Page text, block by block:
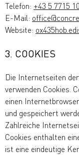
Telefon: +43 5 7715
E-Mail:
Website:
3. COOKIES
Die Internetseiten
verwenden Cookies.
einen
und gespeichert
Zahlreiche
Cookies enthalten
ist eine eindeutige